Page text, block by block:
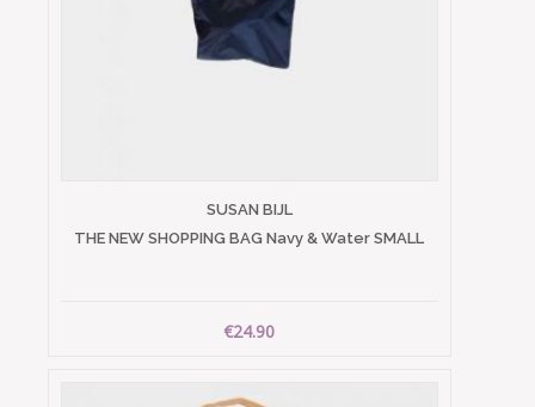
SUSAN BIJL
THE NEW SHOPPING BAG Navy & Water SMALL
€24.90